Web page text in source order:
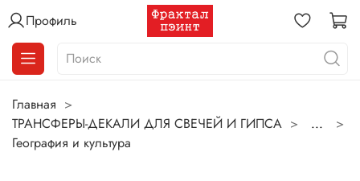
Профиль
Главная
ТРАНСФЕРЫ-ДЕКАЛИ ДЛЯ СВЕЧЕЙ И ГИПСА
...
География и культура